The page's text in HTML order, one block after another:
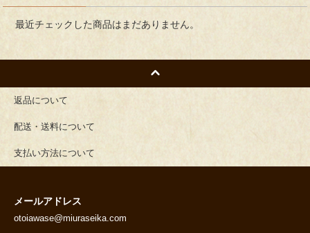
最近チェックした商品はまだありません。
返品について
配送・送料について
支払い方法について
メールアドレス
otoiawase@miuraseika.com